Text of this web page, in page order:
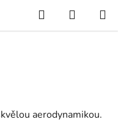
Hledat
KOŠÍK
aerodynamikou.